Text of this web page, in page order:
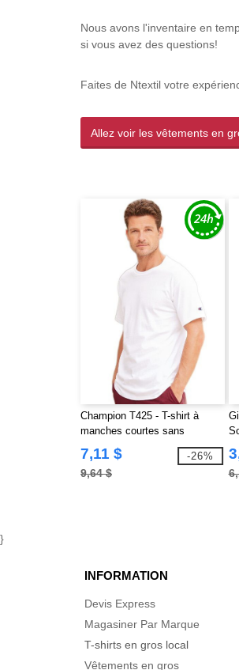
Nous avons l'inventaire en
si vous avez des questions!
Faites de Ntextil votre
Allez voir les vêtements en
Champion T425 - T-shirt à
manches courtes sans
étiquette
7,11 $
9,64 $
-26%
}
INFORMATION
Devis Express
Magasiner Par Marque
T-shirts en gros local
Vêtements en gros